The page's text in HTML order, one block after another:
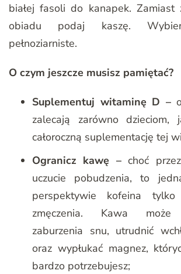
białej fasoli do kanapek. Zamiast
obiadu podaj kaszę.
pełnoziarniste.
O czym jeszcze musisz pamiętać?
Suplementuj witaminę D –
zalecają zarówno dzieciom,
całoroczną suplementację tej
Ogranicz kawę –choć
uczucie pobudzenia, to
perspektywie kofeina
zmęczenia. Kawa może
zaburzenia snu, utrudnić
oraz wypłukać magnez,
bardzo potrzebujesz;